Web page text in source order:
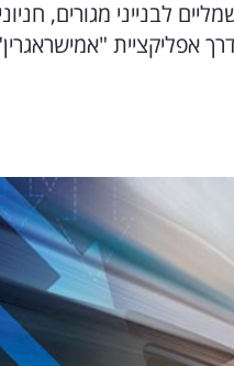
חשמליים לבנייני מגורים,
אפליקציית